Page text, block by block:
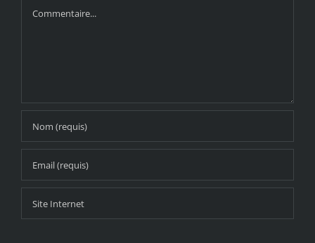
Commentaire